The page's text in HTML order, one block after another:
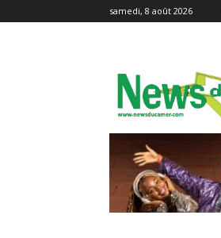
samedi, 8 août 2026